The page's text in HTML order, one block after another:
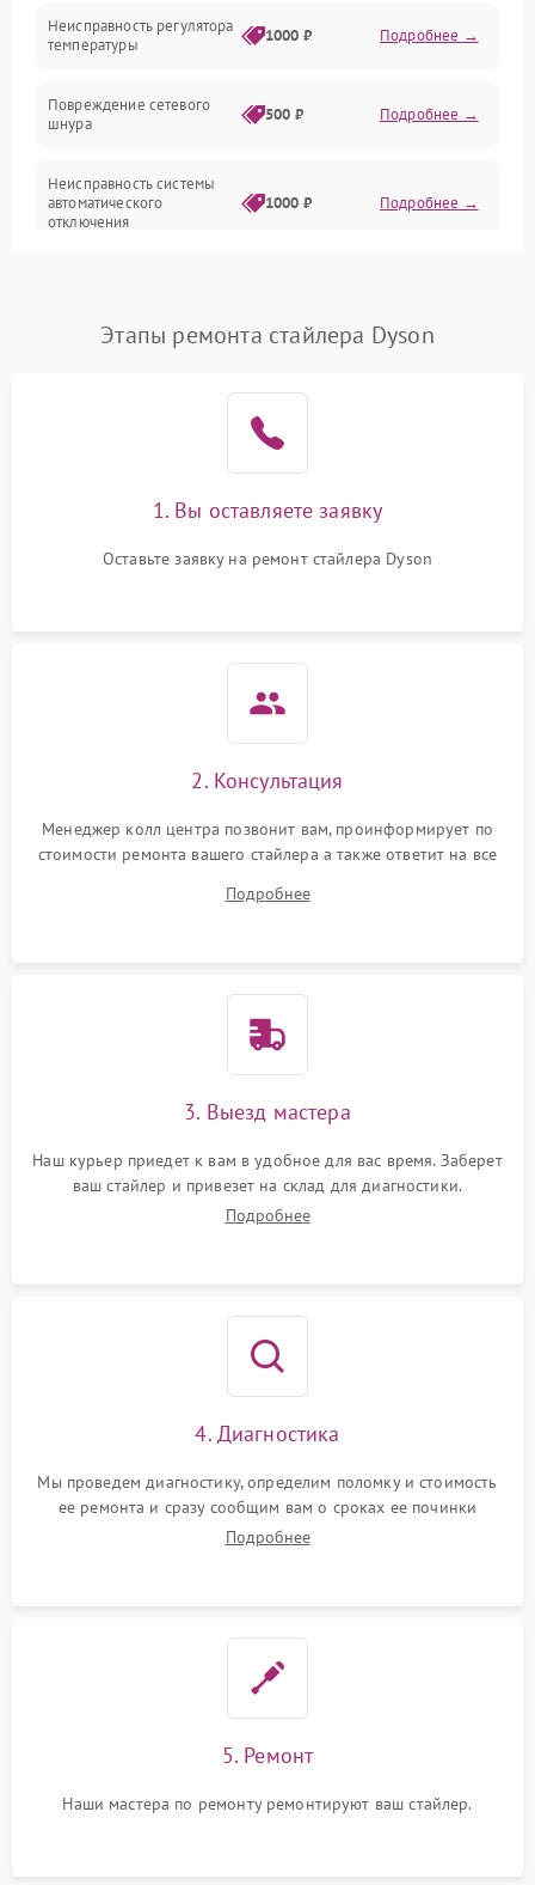
Неисправность регулятора
температуры
1000 ₽ Подробнее →
Повреждение сетевого
шнура
500 ₽ Подробнее →
Неисправность системы
автоматического
отключения
1000 ₽ Подробнее →
1500 ₽
Неисправность системы
1000 ₽
Поломка системы защиты
1000 ₽
Неисправность системы
1000 ₽ Подробнее →
Этапы ремонта стайлера Dyson
1. Вы оставляете заявку
Оставьте заявку на ремонт стайлера Dyson
2. Консультация
Менеджер колл центра позвонит вам, проинформирует по
стоимости ремонта вашего стайлера а также ответит на все
Подробнее
3. Выезд мастера
Наш курьер приедет к вам в удобное для вас время. Заберет
ваш стайлер и привезет на склад для диагностики.
Подробнее
4. Диагностика
Мы проведем диагностику, определим поломку и стоимость
ее ремонта и сразу сообщим вам о сроках ее починки
Подробнее
5. Ремонт
Наши мастера по ремонту ремонтируют ваш стайлер.